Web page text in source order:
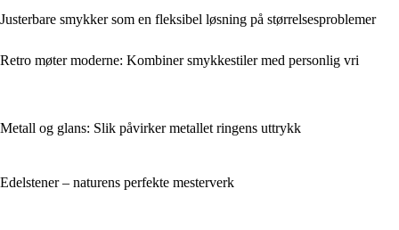
Justerbare smykker som en fleksibel løsning på størrelsesproblemer
Retro møter moderne: Kombiner smykkestiler med personlig vri
Metall og glans: Slik påvirker metallet ringens uttrykk
Edelstener – naturens perfekte mesterverk